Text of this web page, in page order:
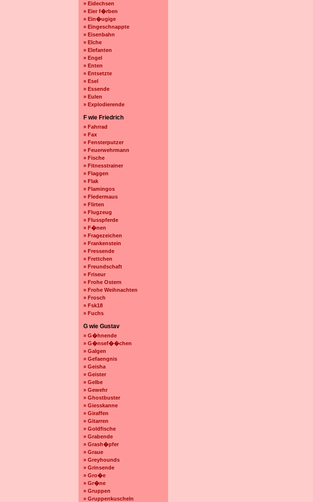
» Eidechsen
» Eier f�rben
» Ein�ugige
» Eingeschnappte
» Eisenbahn
» Elche
» Elefanten
» Engel
» Enten
» Entsetzte
» Esel
» Essende
» Eulen
» Explodierende
F wie Friedrich
» Fahrrad
» Fax
» Fensterputzer
» Feuerwehrmann
» Fische
» Fitnesstrainer
» Flaggen
» Flak
» Flamingos
» Fledermaus
» Flirten
» Flugzeug
» Flusspferde
» F�nen
» Fragezeichen
» Frankenstein
» Fressende
» Frettchen
» Freundschaft
» Friseur
» Frohe Ostern
» Frohe Weihnachten
» Frosch
» Fsk18
» Fuchs
G wie Gustav
» G�hnende
» G�nsef��chen
» Galgen
» Gefaengnis
» Geisha
» Geister
» Gelbe
» Gewehr
» Ghostbuster
» Giesskanne
» Giraffen
» Gitarren
» Goldfische
» Grabende
» Grash�pfer
» Graue
» Greyhounds
» Grinsende
» Gro�e
» Gr�ne
» Gruppen
» Gruppenkuscheln